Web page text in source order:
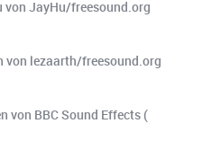
von JayHu/freesound.org
von lezaarth/freesound.org
von BBC Sound Effects (